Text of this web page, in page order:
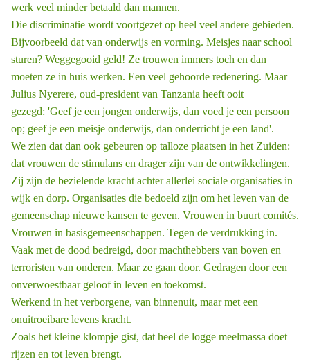
werk veel minder betaald dan mannen.
Die discriminatie wordt voortgezet op heel veel andere gebieden.
Bijvoorbeeld dat van onderwijs en vorming. Meisjes naar school
sturen? Weggegooid geld! Ze trouwen immers toch en dan
moeten ze in huis werken. Een veel gehoorde redenering. Maar
Julius Nyerere, oud-president van Tanzania heeft ooit
gezegd: 'Geef je een jongen onderwijs, dan voed je een persoon
op; geef je een meisje onderwijs, dan onderricht je een land'.
We zien dat dan ook gebeuren op talloze plaatsen in het Zuiden:
dat vrouwen de stimulans en drager zijn van de ontwikkelingen.
Zij zijn de bezielende kracht achter allerlei sociale organisaties in
wijk en dorp. Organisaties die bedoeld zijn om het leven van de
gemeenschap nieuwe kansen te geven. Vrouwen in buurt ­comités.
Vrouwen in basisgemeenschappen. Tegen de verdrukking in.
Vaak met de dood bedreigd, door machthebbers van boven en
terroristen van onderen. Maar ze gaan door. Gedragen door een
onverwoestbaar geloof in leven en toekomst.
Werkend in het verborgene, van binnenuit, maar met een
onuitroeibare levens ­kracht.
Zoals het kleine klompje gist, dat heel de logge meelmassa doet
rijzen en tot leven brengt.